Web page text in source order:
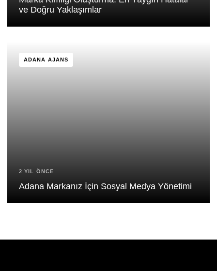
ve Doğru Yaklaşımlar
ADANA AJANS
2 YIL ÖNCE
Adana Markanız İçin Sosyal Medya Yönetimi